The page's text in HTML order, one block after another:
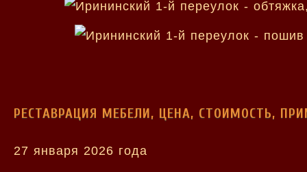
РЕСТАВРАЦИЯ МЕБЕЛИ, ЦЕНА, СТОИМОСТЬ,
27 января 2026 года